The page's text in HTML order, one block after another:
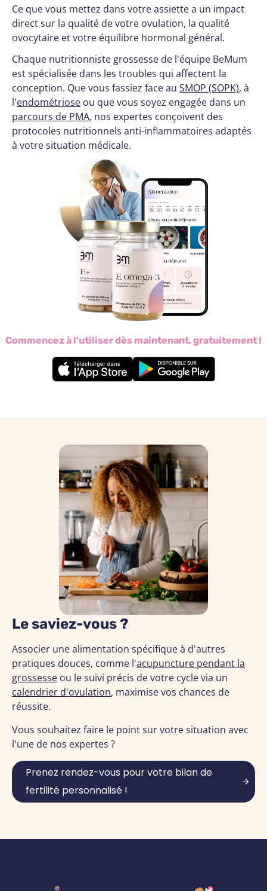
Ce que vous mettez dans votre assiette a un impact
direct sur la qualité de votre ovulation, la qualité
ovocytaire et votre équilibre hormonal général.
Chaque nutritionniste grossesse de l'équipe BeMum
est spécialisée dans les troubles qui affectent la
conception. Que vous fassiez face au SMOP (SOPK), à
l'endométriose ou que vous soyez engagée dans un
parcours de PMA, nos expertes conçoivent des
protocoles nutritionnels anti-inflammatoires adaptés
à votre situation médicale.
Commencez à l'utiliser dès maintenant, gratuitement !
Le saviez-vous ?
Associer une alimentation spécifique à d'autres
pratiques douces, comme l'acupuncture pendant la
grossesse ou le suivi précis de votre cycle via un
calendrier d'ovulation, maximise vos chances de
réussite.
Vous souhaitez faire le point sur votre situation avec
l'une de nos expertes ?
Prenez rendez-vous pour votre bilan de
fertilité personnalisé !